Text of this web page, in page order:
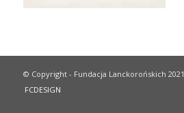
© Copyright - Fundacja Lanckorońskich 2021
FCDESIGN